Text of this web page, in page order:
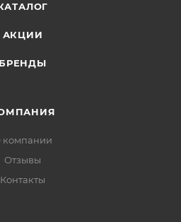
АКЦИИ
БРЕНДЫ
компании
Отзывы
Контакты